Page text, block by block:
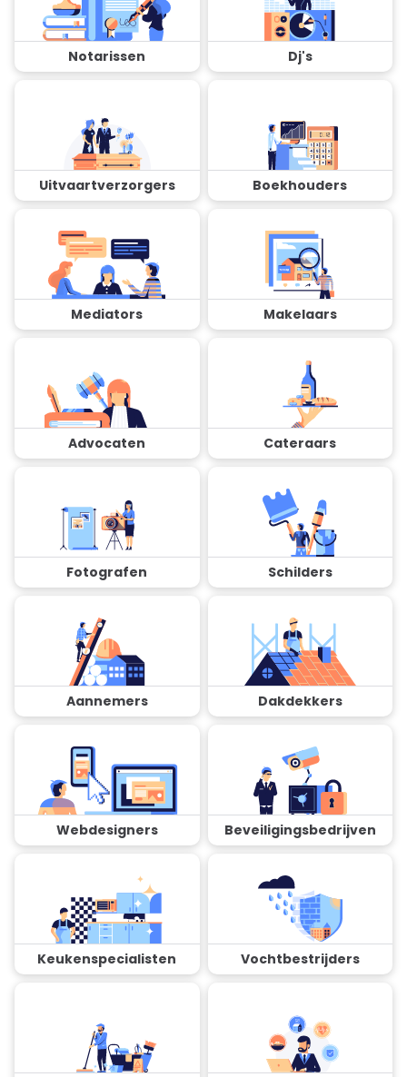
Notarissen Dj's
Uitvaartverzorgers Boekhouders
Mediators Makelaars
Advocaten Cateraars
Fotografen Schilders
Aannemers Dakdekkers
Webdesigners Beveiligingsbedrijven
Keukenspecialisten Vochtbestrijders